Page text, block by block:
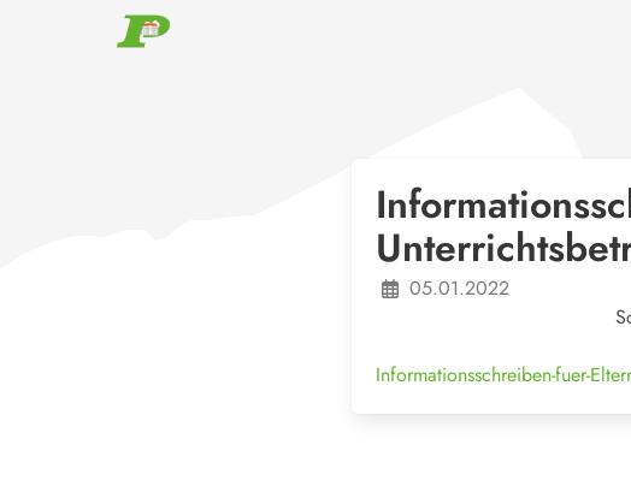
05.01.2022
Informationsschreiben-fuer-